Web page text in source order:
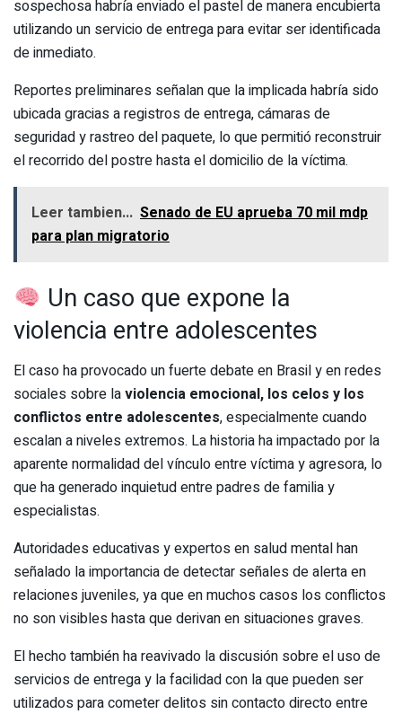
sospechosa habría enviado el pastel de manera encubierta
utilizando un servicio de entrega para evitar ser identificada
de inmediato.
Reportes preliminares señalan que la implicada habría sido
ubicada gracias a registros de entrega, cámaras de
seguridad y rastreo del paquete, lo que permitió reconstruir
el recorrido del postre hasta el domicilio de la víctima.
Leer tambien... Senado de EU aprueba 70 mil mdp
para plan migratorio
Un caso que expone la
violencia entre adolescentes
El caso ha provocado un fuerte debate en Brasil y en redes
sociales sobre laviolencia emocional, los celos y los
conflictos entre adolescentes, especialmente cuando
escalan a niveles extremos. La historia ha impactado por la
aparente normalidad del vínculo entre víctima y agresora, lo
que ha generado inquietud entre padres de familia y
especialistas.
Autoridades educativas y expertos en salud mental han
señalado la importancia de detectar señales de alerta en
relaciones juveniles, ya que en muchos casos los conflictos
no son visibles hasta que derivan en situaciones graves.
El hecho también ha reavivado la discusión sobre el uso de
servicios de entrega y la facilidad con la que pueden ser
utilizados para cometer delitos sin contacto directo entre